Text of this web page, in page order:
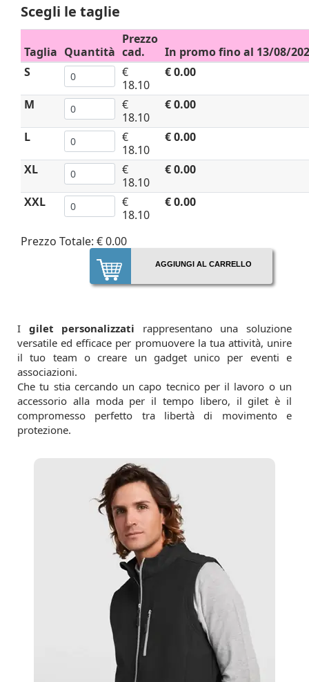
Scegli le taglie
Taglia Quantità
Prezzo
cad.
In promo fino al 13/08/
S
€
18.10
€ 0.00
M
€
18.10
€ 0.00
L
€
18.10
€ 0.00
XL
€
18.10
€ 0.00
XXL
€
18.10
€ 0.00
Prezzo Totale: € 0.00
AGGIUNGI AL CARRELLO
I gilet personalizzati rappresentano una soluzione
versatile ed efficace per promuovere la tua attività, unire
il tuo team o creare un gadget unico per eventi e
associazioni.
Che tu stia cercando un capo tecnico per il lavoro o un
accessorio alla moda per il tempo libero, il gilet è il
compromesso perfetto tra libertà di movimento e
protezione.